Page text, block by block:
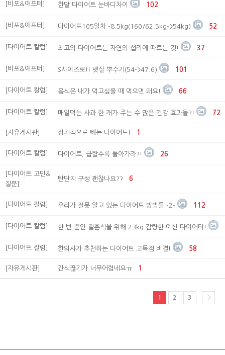
[비포&애프터] 한달 다이어트 눈바디차이 102
[비포&애프터] 다이어트105일차 -8.5kg(160/62.5kg->54kg) 52
[다이어트 칼럼] 최고의 다이어트는 자연의 섭리에 따르는 것! 37
[비포&애프터] S사이즈로!! 뱃살 뿌수기(54->47.6) 101
[다이어트 칼럼] 음식은 내가 먹고싶을 때 먹으면 돼요! 66
[다이어트 칼럼] 매일먹는 사과 한 개가 주는 수 많은 건강 효과들?! 72
[자유게시판] 장기적으로 빼는 다이어트! 1
[다이어트 칼럼] 다이어트, 급할수록 돌아가라?! 26
[다이어트 고민&
질문]
탄단지 구성 괜찮나요?? 6
[다이어트 칼럼] 우리가 잘못 알고 있는 다이어트 방법들 -2- 112
[다이어트 칼럼] 한 번 뿐인 결혼식을 위해 23kg 감량한 예신 다이어터!
[다이어트 칼럼] 한의사가 추천하는 다이어트 고득점 비결! 58
[자유게시판] 간식끊기가 너무어렵네요ㅠ 1
1 2 3